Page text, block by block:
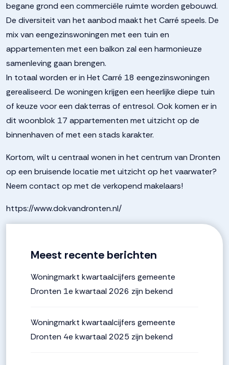
begane grond een commerciële ruimte worden gebouwd.
De diversiteit van het aanbod maakt het Carré speels. De
mix van eengezinswoningen met een tuin en
appartementen met een balkon zal een harmonieuze
samenleving gaan brengen.
In totaal worden er in Het Carré 18 eengezinswoningen
gerealiseerd. De woningen krijgen een heerlijke diepe tuin
of keuze voor een dakterras of entresol. Ook komen er in
dit woonblok 17 appartementen met uitzicht op de
binnenhaven of met een stads karakter.
Kortom, wilt u centraal wonen in het centrum van Dronten
op een bruisende locatie met uitzicht op het vaarwater?
Neem contact op met de verkopend makelaars!
https://www.dokvandronten.nl/
Meest recente berichten
Woningmarkt kwartaalcijfers gemeente
Dronten 1e kwartaal 2026 zijn bekend
Woningmarkt kwartaalcijfers gemeente
Dronten 4e kwartaal 2025 zijn bekend